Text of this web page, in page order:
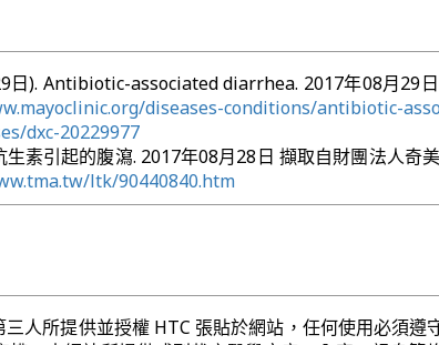
日). Antibiotic-associated diarrhea. 2017年08月29
diseases-conditions/antibiotic-
dxc-20229977
生素引起的腹瀉. 2017年08月28日 擷取自財團法人奇
ltk/90440840.htm
人所提供並授權 HTC 張貼於網站，任何使用必須遵